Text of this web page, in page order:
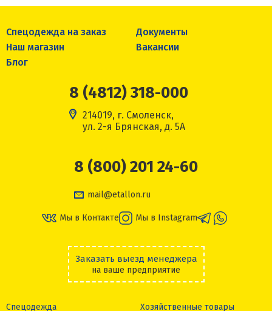
Спецодежда на заказ
Документы
Наш магазин
Вакансии
Блог
8 (4812) 318-000
214019, г. Смоленск,
ул. 2-я Брянская, д. 5А
8 (800) 201 24-60
mail@etallon.ru
Мы в Контакте Мы в Instagram
Заказать выезд менеджера
на ваше предприятие
Спецодежда Хозяйственные товары